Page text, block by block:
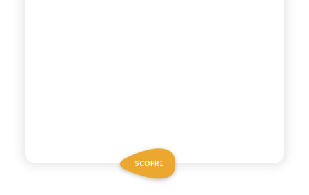
SCOPRI